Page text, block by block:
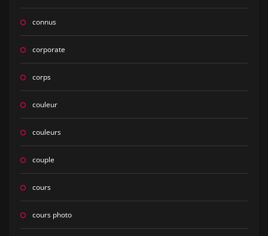
connus
corporate
corps
couleur
couleurs
couple
cours
cours photo